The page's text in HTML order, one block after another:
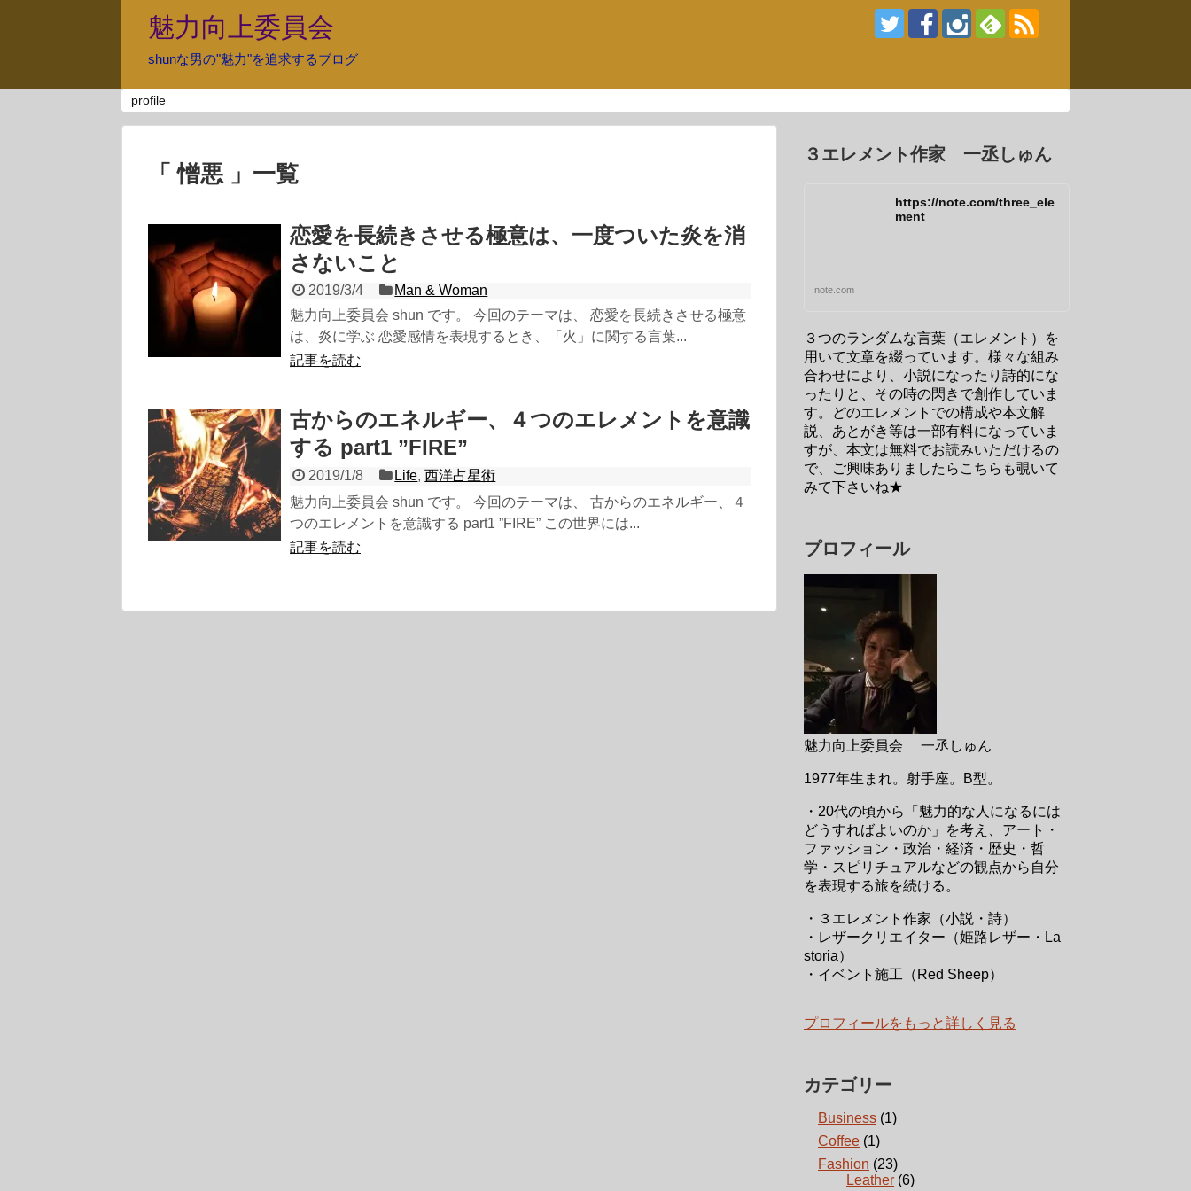
魅力向上委員会
shunな男の"魅力"を追求するブログ
profile
「 憎悪 」一覧
恋愛を長続きさせる極意は、一度ついた炎を消
さないこと
2019/3/4
Man & Woman
魅力向上委員会 shun です。 今回のテーマは、 恋愛を長続きさせる極意
は、炎に学ぶ 恋愛感情を表現するとき、「火」に関する言葉...
記事を読む
古からのエネルギー、４つのエレメントを意識
する part1 ”FIRE”
2019/1/8 Life,西洋占星術
魅力向上委員会 shun です。 今回のテーマは、 古からのエネルギー、４
つのエレメントを意識する part1 ”FIRE” この世界には...
記事を読む
３エレメント作家 一丞しゅん
https://note.com/three_ele
ment
note.com
３つのランダムな言葉（エレメント）を
用いて文章を綴っています。様々な組み
合わせにより、小説になったり詩的にな
ったりと、その時の閃きで創作していま
す。どのエレメントでの構成や本文解
説、あとがき等は一部有料になっていま
すが、本文は無料でお読みいただけるの
で、ご興味ありましたらこちらも覗いて
みて下さいね★
プロフィール
魅力向上委員会 一丞しゅん
1977年生まれ。射手座。B型。
・20代の頃から「魅力的な人になるには
どうすればよいのか」を考え、アート・
ファッション・政治・経済・歴史・哲
学・スピリチュアルなどの観点から自分
を表現する旅を続ける。
・３エレメント作家（小説・詩）
・レザークリエイター（姫路レザー・La
storia）
・イベント施工（Red Sheep）
プロフィールをもっと詳しく見る
カテゴリー
Business (1)
Coffee (1)
Fashion (23)
Leather (6)